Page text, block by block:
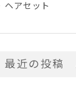
ヘアセット
最近の投稿